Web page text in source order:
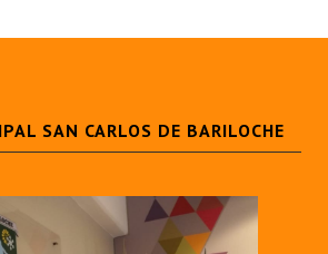
SAN CARLOS DE BARILOCHE